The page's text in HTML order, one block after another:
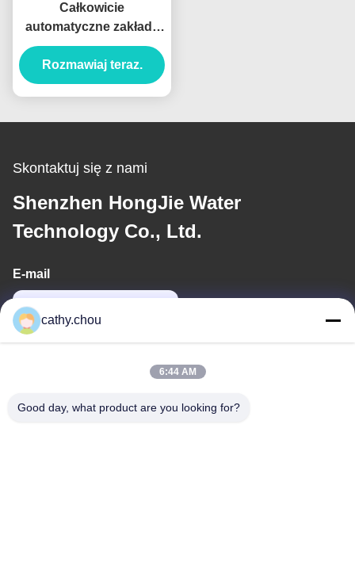
Całkowicie
automatyczne zakłady
RO przemysłowe
50m3/h System filtracji
wody przez odwrotną
Rozmawiaj teraz.
Skontaktuj się z nami
Shenzhen HongJie Water
Technology Co., Ltd.
E-mail
cathy.chou
6:44 AM
Good day, what product are you looking for?